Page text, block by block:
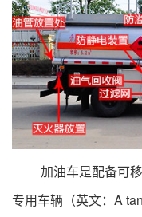
行业动态
政策法规
行业标准
专精特新
加油车是配备可
专用车辆（英文：A